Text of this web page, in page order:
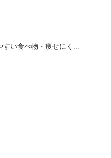
すい食べ物・痩せにく...